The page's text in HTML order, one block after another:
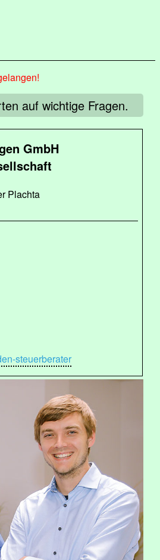
auf wichtige Fragen.
GmbH
Plachta
steuerberater